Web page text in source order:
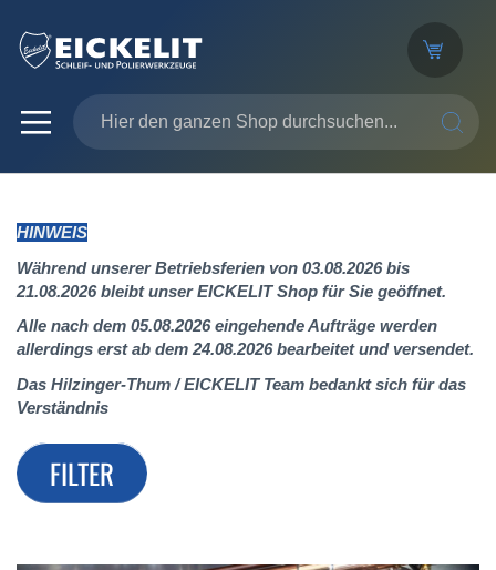
SUCHE
HINWEIS
Während unserer Betriebsferien von 03.08.2026 bis
21.08.2026 bleibt unser EICKELIT Shop für Sie geöffnet.
Alle nach dem 05.08.2026 eingehende Aufträge werden
allerdings erst ab dem 24.08.2026 bearbeitet und versendet.
Das Hilzinger-Thum / EICKELIT Team bedankt sich für das
Verständnis
FILTER